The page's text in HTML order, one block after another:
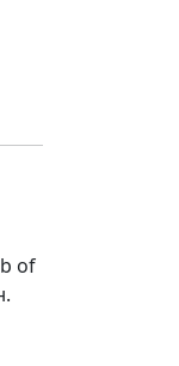
of